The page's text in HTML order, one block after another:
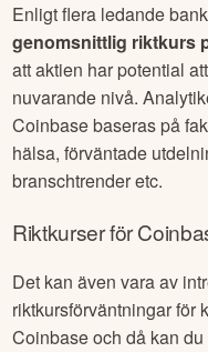
Enligt flera ledande
genomsnittlig riktkurs
att aktien har potential
nuvarande nivå.
Coinbasebaseras på
hälsa, förväntade
branschtrender etc.
Riktkurser för
Det kan även vara av
riktkursförväntningar för
Coinbaseoch då kan